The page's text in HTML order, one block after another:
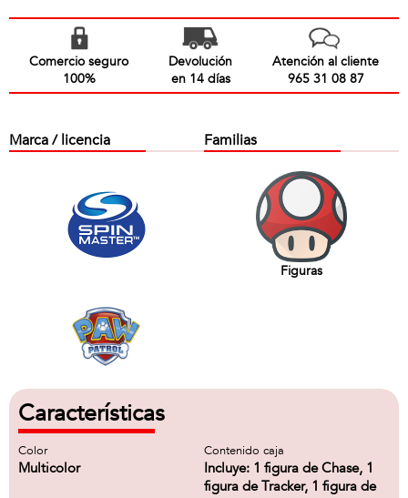
Comercio seguro
100%
Devolución
en 14 días
Atención al cliente
965 31 08 87
Marca / licencia Familias
Figuras
Características
Color
Multicolor
Contenido caja
Incluye: 1 figura de Chase, 1
figura de Tracker, 1 figura de